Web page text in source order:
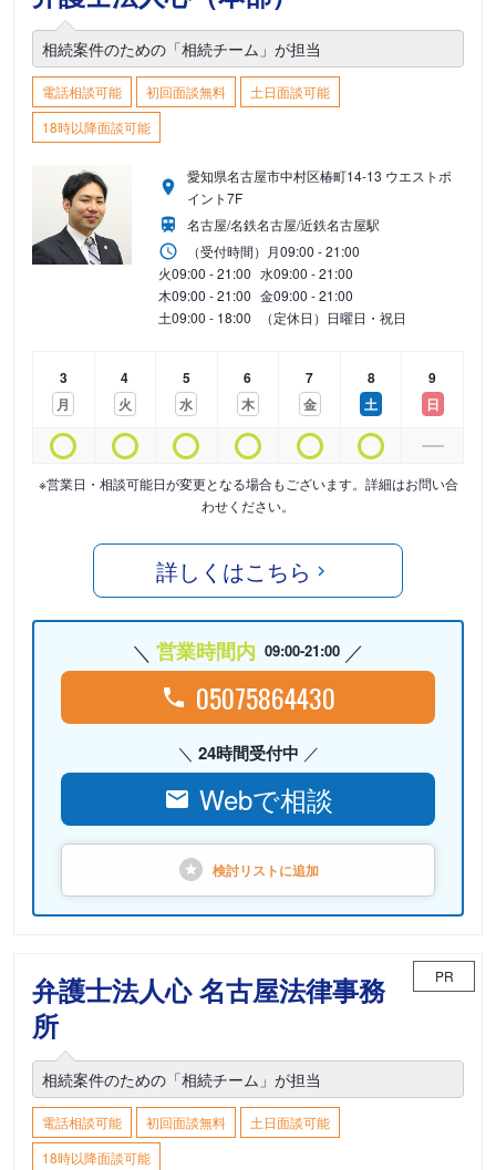
相続案件のための「相続チーム」が担当
電話相談可能 初回面談無料
土日面談可能
18時以降面談可能
愛知県名古屋市中村区椿町14-13 ウエストポ
イント7F
名古屋/名鉄名古屋/近鉄名古屋駅
（受付時間） 月09:00 - 21:00
火09:00 - 21:00 水09:00 - 21:00
木09:00 - 21:00 金09:00 - 21:00
土09:00 - 18:00 （定休日）日曜日・祝日
3
月
4
火
5
水
6
木
7
金
8
土
9
日
※営業日・相談可能日が変更となる場合もございます。詳細はお問い合
わせください。
詳しくはこちら
営業時間内 09:00-21:00
05075864430
24時間受付中
Webで相談
検討リストに追加
弁護士法人心 名古屋法律事務
所
PR
相続案件のための「相続チーム」が担当
電話相談可能 初回面談無料
土日面談可能
18時以降面談可能